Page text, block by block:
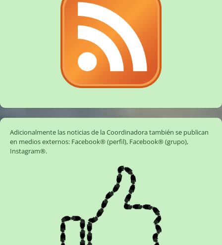
Adicionalmente las noticias de la Coordinadora también se publican
en medios externos: Facebook® (perfil), Facebook® (grupo),
Instagram®.